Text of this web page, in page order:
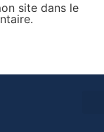
site dans le